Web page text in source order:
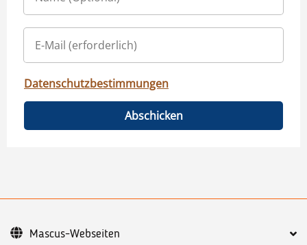
Datenschutzbestimmungen
Abschicken
Mascus-Webseiten